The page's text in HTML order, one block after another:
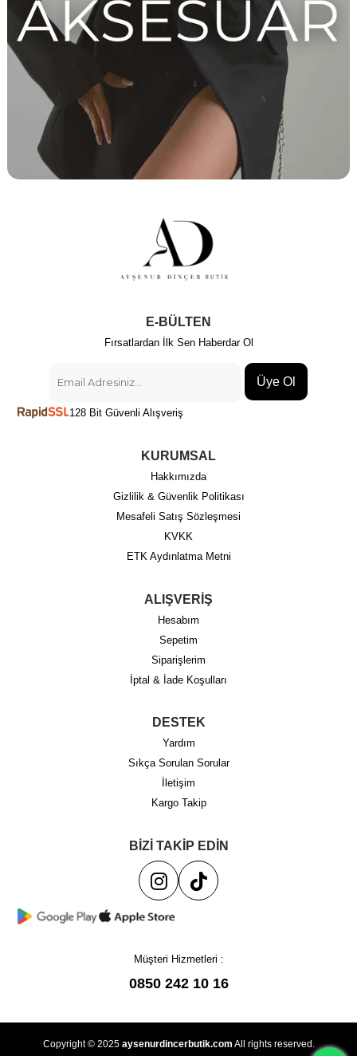
E-BÜLTEN
Fırsatlardan İlk Sen Haberdar Ol
Üye Ol
128 Bit Güvenli Alışveriş
KURUMSAL
Hakkımızda
Gizlilik & Güvenlik Politikası
Mesafeli Satış Sözleşmesi
KVKK
ETK Aydınlatma Metni
ALIŞVERİŞ
Hesabım
Sepetim
Siparişlerim
İptal & İade Koşulları
DESTEK
Yardım
Sıkça Sorulan Sorular
İletişim
Kargo Takip
BİZİ TAKİP EDİN
Müşteri Hizmetleri :
0850 242 10 16
Copyright © 2025 aysenurdincerbutik.com All rights reserved.